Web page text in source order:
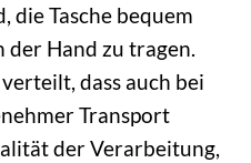
die Tasche bequem
Hand zu tragen.
dass auch bei
Transport
der Verarbeitung,